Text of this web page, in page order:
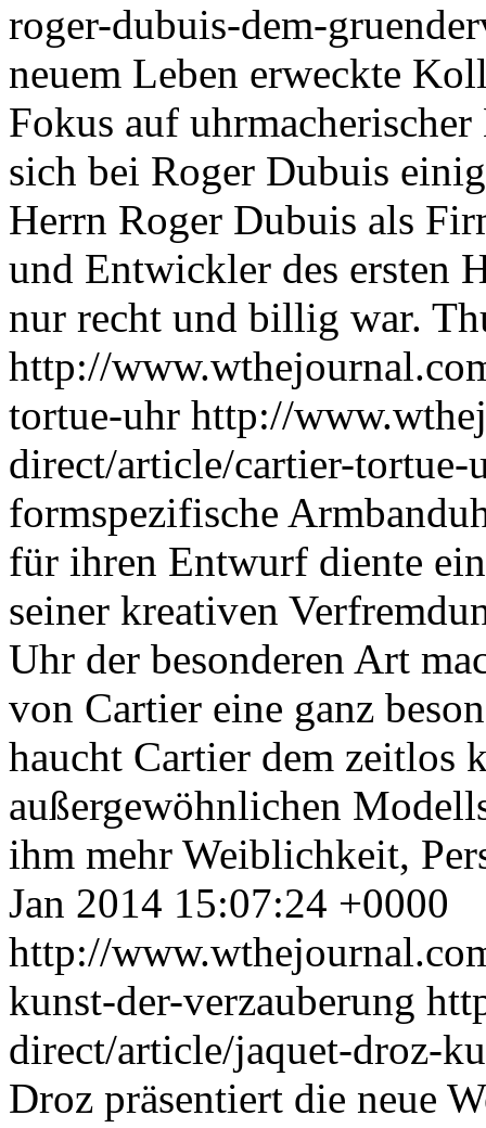
roger-dubuis-dem-
neuem Leben erweckte
Fokus auf
sich bei Roger Dubuis
Herrn Roger Dubuis als
und Entwickler des ersten
nur recht und billig war.
http://
tortue-uhr http://
direct/article/cartier-
formspezifische
für ihren Entwurf diente
seiner kreativen
Uhr der besonderen Art
von Cartier eine ganz
haucht Cartier dem zeitlos
außergewöhnlichen
ihm mehr Weiblichkeit,
Jan 2014 15:07:24 +0000
http://
kunst-der-verzauberung
direct/article/jaquet-droz-
Droz präsentiert die neue